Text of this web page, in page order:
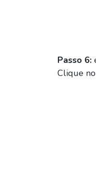
Passo 6:
Clique